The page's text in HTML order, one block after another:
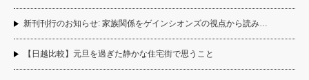
新刊刊行のお知らせ: 家族関係をゲインシオンズの視点から読み…
【日越比較】元旦を過ぎた静かな住宅街で思うこと